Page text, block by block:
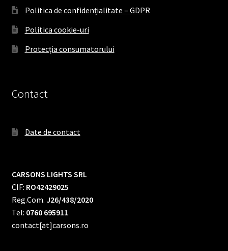
Politica de confidențialitate – GDPR
Politica cookie-uri
Protecția consumatorului
Contact
Date de contact
CARSONS LIGHTS SRL
CIF: RO42429025
Reg.Com. J26/438/2020
Tel: 0760 695911
contact[at]carsons.ro